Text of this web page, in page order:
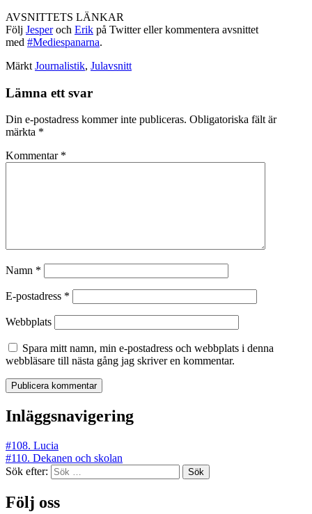
AVSNITTETS LÄNKAR
Följ Jesperoch Erik på Twitter eller kommentera avsnittet
med #Mediespanarna.
Märkt Journalistik, Julavsnitt
Lämna ett svar
Din e-postadress kommer inte publiceras. Obligatoriska fält är
märkta *
Kommentar *
Namn *
E-postadress *
Webbplats
Spara mitt namn, min e-postadress och webbplats i denna
webbläsare till nästa gång jag skriver en kommentar.
Inläggsnavigering
#108. Lucia
#110. Dekanen och skolan
Sök efter:
Följ oss